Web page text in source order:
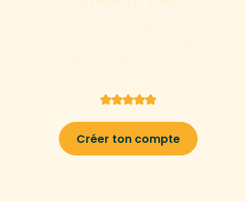
Créer ton compte